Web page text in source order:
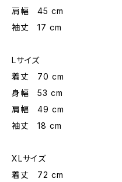
肩幅 45 cm
袖丈 17 cm
Lサイズ
着丈 70 cm
身幅 53 cm
肩幅 49 cm
袖丈 18 cm
XLサイズ
着丈 72 cm